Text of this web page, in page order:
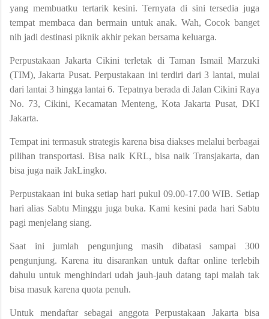
yang membuatku tertarik kesini. Ternyata di sini tersedia juga
tempat membaca dan bermain untuk anak. Wah, Cocok banget
nih jadi destinasi piknik akhir pekan bersama keluarga.
Perpustakaan Jakarta Cikini terletak di Taman Ismail Marzuki
(TIM), Jakarta Pusat. Perpustakaan ini terdiri dari 3 lantai, mulai
dari lantai 3 hingga lantai 6. Tepatnya berada di Jalan Cikini Raya
No. 73, Cikini, Kecamatan Menteng, Kota Jakarta Pusat, DKI
Jakarta.
Tempat ini termasuk strategis karena bisa diakses melalui berbagai
pilihan transportasi. Bisa naik KRL, bisa naik Transjakarta, dan
bisa juga naik JakLingko.
Perpustakaan ini buka setiap hari pukul 09.00-17.00 WIB. Setiap
hari alias Sabtu Minggu juga buka. Kami kesini pada hari Sabtu
pagi menjelang siang.
Saat ini jumlah pengunjung masih dibatasi sampai 300
pengunjung. Karena itu disarankan untuk daftar online terlebih
dahulu untuk menghindari udah jauh-jauh datang tapi malah tak
bisa masuk karena quota penuh.
Untuk mendaftar sebagai anggota Perpustakaan Jakarta bisa